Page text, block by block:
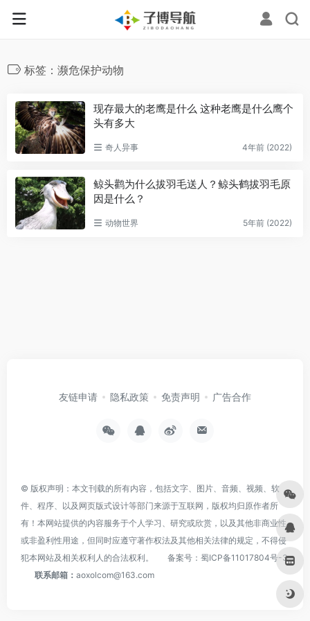
标签：濒危保护动物
现存最大的老鹰是什么 这种老鹰是什么鹰个
头有多大
奇人异事 4年前 (2022)
鲸头鹳为什么拔羽毛送人？鲸头鹤拔羽毛原
因是什么？
动物世界 5年前 (2022)
友链申请 隐私政策 免责声明 广告合作
© 版权声明：本文刊载的所有内容，包括文字、图片、音频、视频、软
件、程序、以及网页版式设计等部门来源于互联网，版权均归原作者所
有！本网站提供的内容服务于个人学习、研究或欣赏，以及其他非商业性
或非盈利性用途，但同时应遵守著作权法及其他相关法律的规定，不得侵
犯本网站及相关权利人的合法权利。
备案号： 蜀ICP备11017804号-3
联系邮箱： aoxolcom@163.com